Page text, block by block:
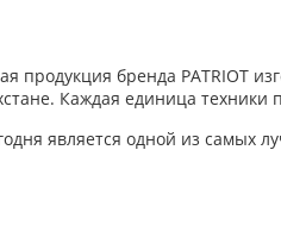
продукция бренда PATRIOT
Каждая единица
является одной из